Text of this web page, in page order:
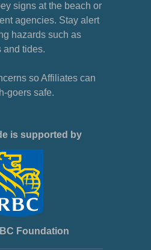
signs at the beach or
agencies. Stay alert
hazards such as
and tides.
so Affiliates can
goers safe.
is supported by
Foundation